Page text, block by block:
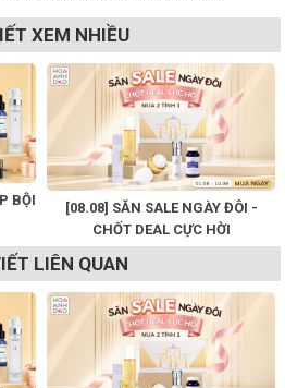
XEM NHIỀU
BỘI
[08.08] SĂN SALE NGÀY ĐÔI -
CHỐT DEAL CỰC HỜI
LIÊN QUAN